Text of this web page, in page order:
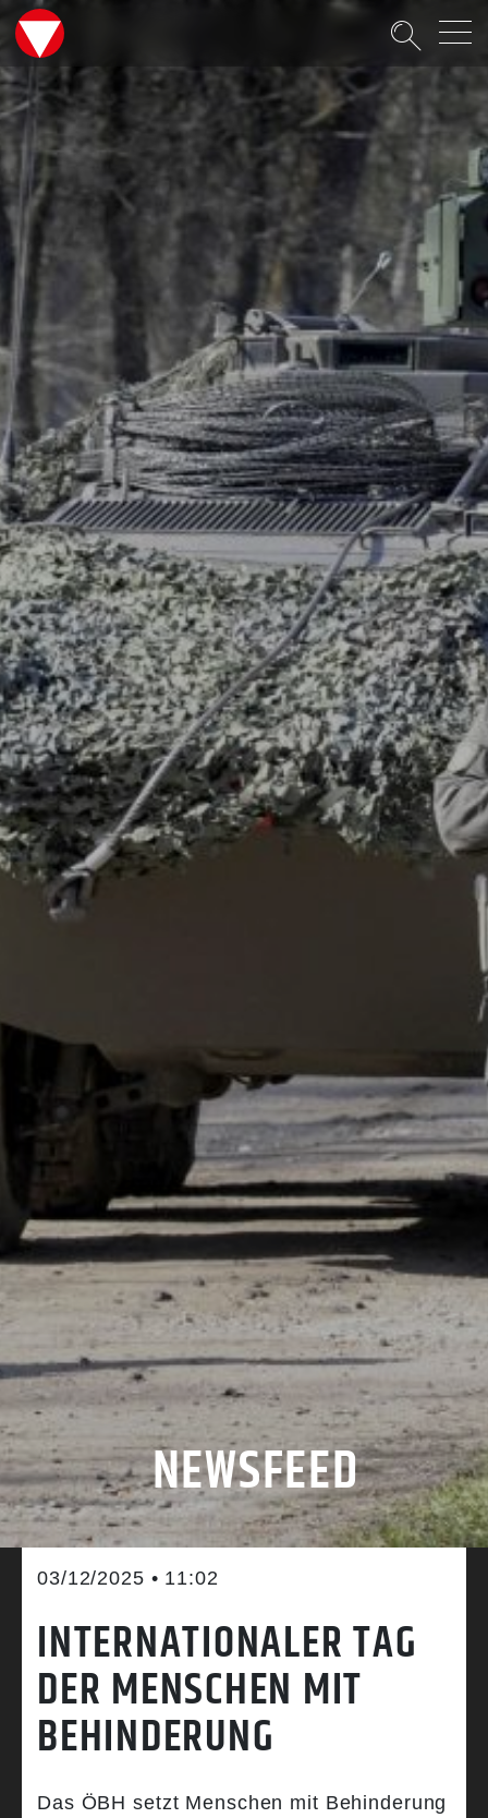
Suche
NEWSFEED
03/12/2025 • 11:02
INTERNATIONALER TAG
DER MENSCHEN MIT
BEHINDERUNG
Das ÖBH setzt Menschen mit Behinderung